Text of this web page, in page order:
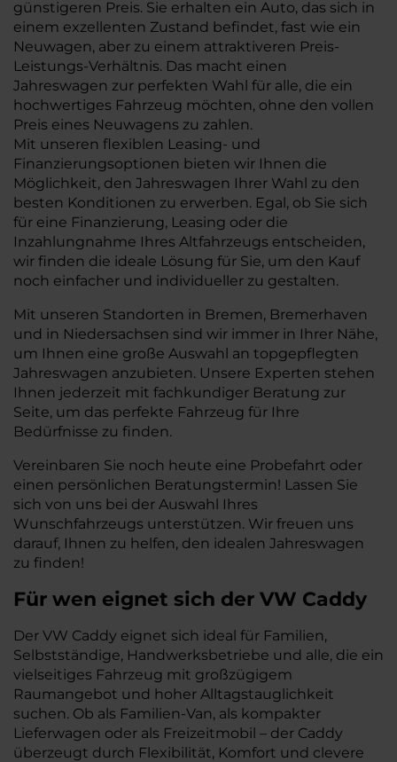
günstigeren Preis. Sie erhalten ein Auto, das sich in
einem exzellenten Zustand befindet, fast wie ein
Neuwagen, aber zu einem attraktiveren Preis-
Leistungs-Verhältnis. Das macht einen
Jahreswagen zur perfekten Wahl für alle, die ein
hochwertiges Fahrzeug möchten, ohne den vollen
Preis eines Neuwagens zu zahlen.
Mit unseren flexiblen Leasing- und
Finanzierungsoptionen bieten wir Ihnen die
Möglichkeit, den Jahreswagen Ihrer Wahl zu den
besten Konditionen zu erwerben. Egal, ob Sie sich
für eine Finanzierung, Leasing oder die
Inzahlungnahme Ihres Altfahrzeugs entscheiden,
wir finden die ideale Lösung für Sie, um den Kauf
noch einfacher und individueller zu gestalten.
Mit unseren Standorten in Bremen, Bremerhaven
und in Niedersachsen sind wir immer in Ihrer Nähe,
um Ihnen eine große Auswahl an topgepflegten
Jahreswagen anzubieten. Unsere Experten stehen
Ihnen jederzeit mit fachkundiger Beratung zur
Seite, um das perfekte Fahrzeug für Ihre
Bedürfnisse zu finden.
Vereinbaren Sie noch heute eine Probefahrt oder
einen persönlichen Beratungstermin! Lassen Sie
sich von uns bei der Auswahl Ihres
Wunschfahrzeugs unterstützen. Wir freuen uns
darauf, Ihnen zu helfen, den idealen Jahreswagen
zu finden!
Für wen eignet sich der VW Caddy
Der VW Caddy eignet sich ideal für Familien,
Selbstständige, Handwerksbetriebe und alle, die ein
vielseitiges Fahrzeug mit großzügigem
Raumangebot und hoher Alltagstauglichkeit
suchen. Ob als Familien-Van, als kompakter
Lieferwagen oder als Freizeitmobil – der Caddy
überzeugt durch Flexibilität, Komfort und clevere